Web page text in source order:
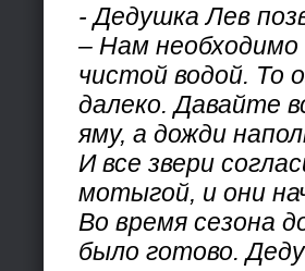
- Дедушка Лев
– Нам
чистой водой. То
далеко. Давайте
яму, а дожди
И все звери
мотыгой, и они
Во время сезона
было готово.